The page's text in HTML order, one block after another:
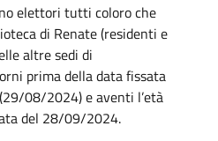
elettori tutti coloro che
di Renate (residenti e
altre sedi di
prima della data fissata
08/2024) e aventi l’età
del 28/09/2024.